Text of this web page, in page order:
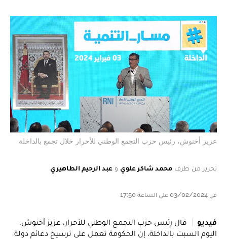
عزيز أخنوش، رئيس حزب التجمع الوطني للأحرار خلال تجمع بالداخلة
تحرير من طرف محمد شاكر علوي و عبد الرحيم الطاهيري
في 03/02/2024 على الساعة 17:50
فيديو
قال رئيس حزب التجمع الوطني للأحرار، عزيز أخنوش،
اليوم السبت بالداخلة، إن الحكومة تعمل على ترسيخ دعائم دولة